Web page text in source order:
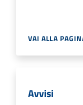
VAI ALLA
Avvisi